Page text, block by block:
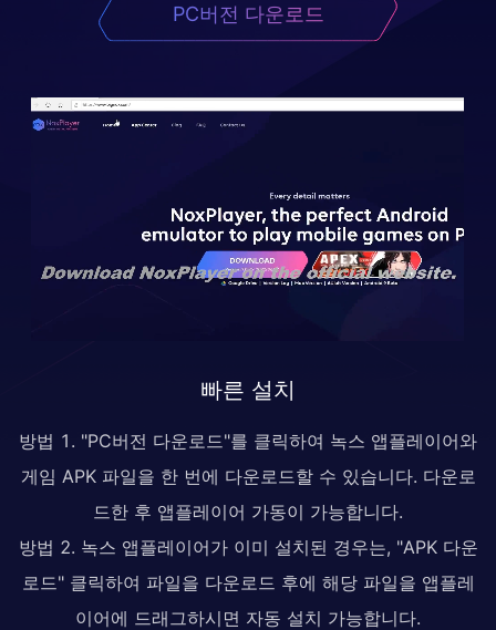
PC버전 다운로드
빠른 설치
방법 1. "PC버전 다운로드"를 클릭하여 녹스 앱플레이어와
게임 APK 파일을 한 번에 다운로드할 수 있습니다. 다운로
드한 후 앱플레이어 가동이 가능합니다.
방법 2. 녹스 앱플레이어가 이미 설치된 경우는, "APK 다운
로드" 클릭하여 파일을 다운로드 후에 해당 파일을 앱플레
이어에 드래그하시면 자동 설치 가능합니다.